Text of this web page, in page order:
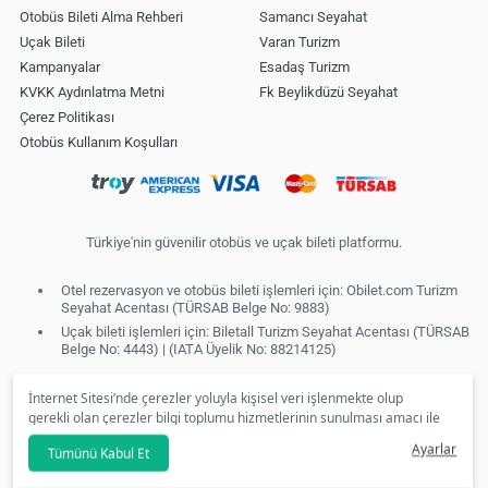
İnternet Sitesi’nde çerezler yoluyla kişisel veri işlenmekte olup
gerekli olan çerezler bilgi toplumu hizmetlerinin sunulması amacı ile
kullanılmaktadır. Tercihleriniz doğrultusunda size özel
kişiselleştirilmiş çerezleri ve özel kampanyaları
seçeneğine
tıklamanız halinde kullanımınıza sunamayacağız.
Tümünü Kabul Et Ayarlar
Otobüs Bileti Alma Rehberi
Uçak Bileti
Kampanyalar
KVKK Aydınlatma Metni
Çerez Politikası
Otobüs Kullanım Koşulları
Samancı Seyahat
Varan Turizm
Esadaş Turizm
Fk Beylikdüzü Seyahat
Türkiye'nin güvenilir otobüs ve uçak bileti platformu.
Otel rezervasyon ve otobüs bileti işlemleri için: Obilet.com Turizm
Seyahat Acentası (TÜRSAB Belge No: 9883)
Uçak bileti işlemleri için: Biletall Turizm Seyahat Acentası (TÜRSAB
Belge No: 4443) | (IATA Üyelik No: 88214125)